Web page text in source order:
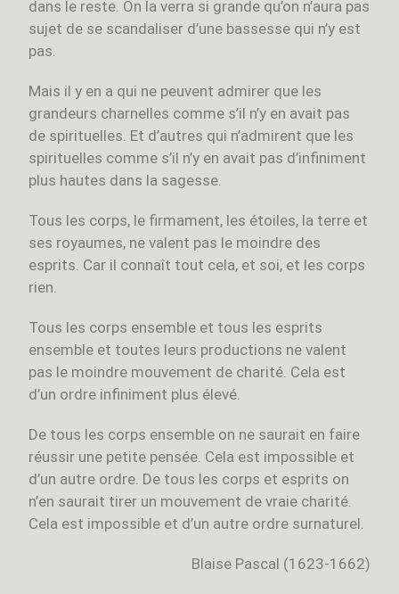
dans le reste. On la verra si grande qu’on n’aura pas
sujet de se scandaliser d’une bassesse qui n’y est
pas.
Mais il y en a qui ne peuvent admirer que les
grandeurs charnelles comme s’il n’y en avait pas
de spirituelles. Et d’autres qui n’admirent que les
spirituelles comme s’il n’y en avait pas d’infiniment
plus hautes dans la sagesse.
Tous les corps, le firmament, les étoiles, la terre et
ses royaumes, ne valent pas le moindre des
esprits. Car il connaît tout cela, et soi, et les corps
rien.
Tous les corps ensemble et tous les esprits
ensemble et toutes leurs productions ne valent
pas le moindre mouvement de charité. Cela est
d’un ordre infiniment plus élevé.
De tous les corps ensemble on ne saurait en faire
réussir une petite pensée. Cela est impossible et
d’un autre ordre. De tous les corps et esprits on
n’en saurait tirer un mouvement de vraie charité.
Cela est impossible et d’un autre ordre surnaturel.
Blaise Pascal (1623-1662)